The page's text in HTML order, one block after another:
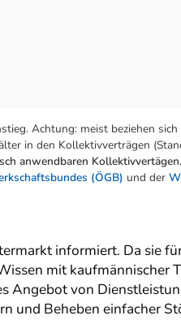
Achtung: meist beziehen
in den Kollektivverträgen
anwendbaren Kollektivvertägen.
(ÖGB) und der
informiert. Da sie
mit kaufmännischer
von
und Beheben einfacher